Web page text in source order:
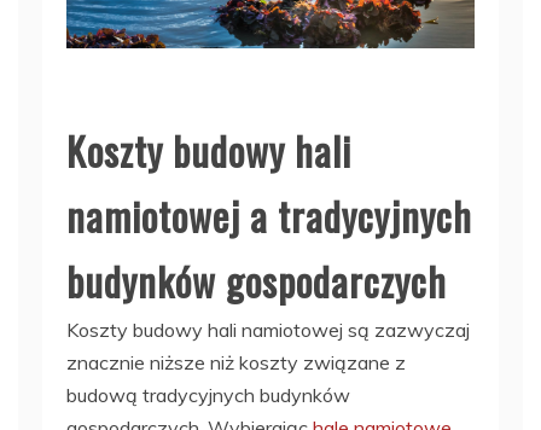
Koszty budowy hali
namiotowej a tradycyjnych
budynków gospodarczych
Koszty budowy hali namiotowej są zazwyczaj
znacznie niższe niż koszty związane z
budową tradycyjnych budynków